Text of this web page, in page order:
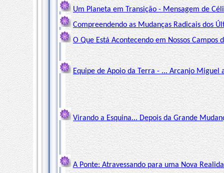
Um Planeta em Transição - Mensagem de
Compreendendo as Mudanças Radicais dos
O Que Está Acontecendo em Nossos
Equipe de Apoio da Terra - ... Arcanjo Miguel
Virando a Esquina... Depois da Grande
A Ponte: Atravessando para uma Nova